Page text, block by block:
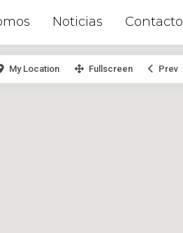
Noticias Contacto
My Location Fullscreen Prev